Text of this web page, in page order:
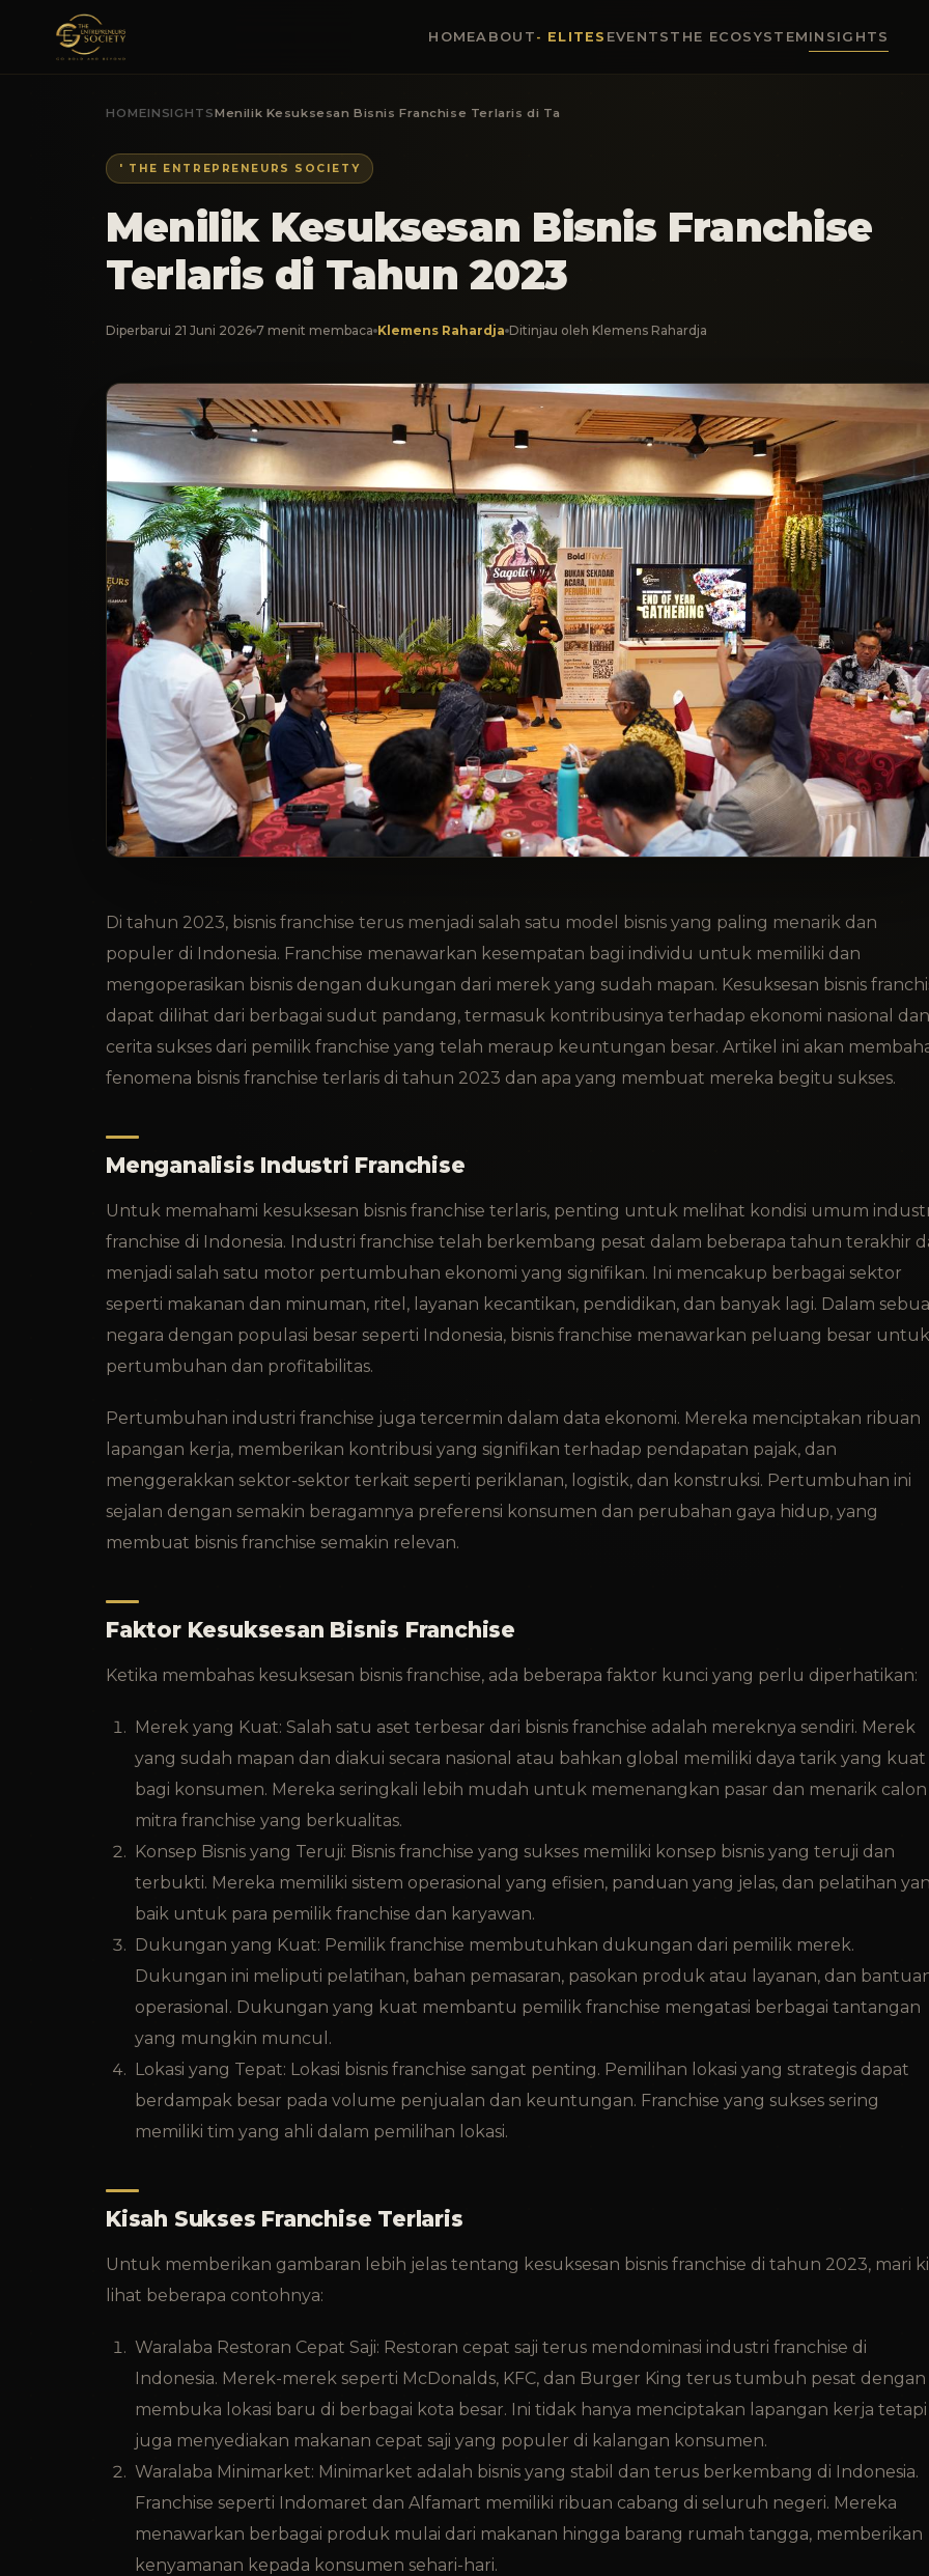
HOMEABOUT ELITES EVENTS THE ECOSYSTEM INSIGHTS
HOMEINSIGHTSMenilik Kesuksesan Bisnis Franchise Terlaris di Ta
' THE ENTREPRENEURS SOCIETY
Menilik Kesuksesan Bisnis Franchise
Terlaris di Tahun 2023
Diperbarui 21 Juni 2026 7 menit membaca Klemens Rahardja Ditinjau oleh Klemens Rahardja
Di tahun 2023, bisnis franchise terus menjadi salah satu model bisnis yang paling menarik dan
populer di Indonesia. Franchise menawarkan kesempatan bagi individu untuk memiliki dan
mengoperasikan bisnis dengan dukungan dari merek yang sudah mapan. Kesuksesan bisnis
dapat dilihat dari berbagai sudut pandang, termasuk kontribusinya terhadap ekonomi nasional dan
cerita sukses dari pemilik franchise yang telah meraup keuntungan besar. Artikel ini akan
fenomena bisnis franchise terlaris di tahun 2023 dan apa yang membuat mereka begitu sukses.
Menganalisis Industri Franchise
Untuk memahami kesuksesan bisnis franchise terlaris, penting untuk melihat kondisi umum
franchise di Indonesia. Industri franchise telah berkembang pesat dalam beberapa tahun terakhir
menjadi salah satu motor pertumbuhan ekonomi yang signifikan. Ini mencakup berbagai sektor
seperti makanan dan minuman, ritel, layanan kecantikan, pendidikan, dan banyak lagi. Dalam
negara dengan populasi besar seperti Indonesia, bisnis franchise menawarkan peluang besar untuk
pertumbuhan dan profitabilitas.
Pertumbuhan industri franchise juga tercermin dalam data ekonomi. Mereka menciptakan ribuan
lapangan kerja, memberikan kontribusi yang signifikan terhadap pendapatan pajak, dan
menggerakkan sektor-sektor terkait seperti periklanan, logistik, dan konstruksi. Pertumbuhan ini
sejalan dengan semakin beragamnya preferensi konsumen dan perubahan gaya hidup, yang
membuat bisnis franchise semakin relevan.
Faktor Kesuksesan Bisnis Franchise
Ketika membahas kesuksesan bisnis franchise, ada beberapa faktor kunci yang perlu diperhatikan:
Merek yang Kuat: Salah satu aset terbesar dari bisnis franchise adalah mereknya sendiri. Merek
yang sudah mapan dan diakui secara nasional atau bahkan global memiliki daya tarik yang kuat
bagi konsumen. Mereka seringkali lebih mudah untuk memenangkan pasar dan menarik calon
mitra franchise yang berkualitas.
Konsep Bisnis yang Teruji: Bisnis franchise yang sukses memiliki konsep bisnis yang teruji dan
terbukti. Mereka memiliki sistem operasional yang efisien, panduan yang jelas, dan pelatihan
baik untuk para pemilik franchise dan karyawan.
Dukungan yang Kuat: Pemilik franchise membutuhkan dukungan dari pemilik merek.
Dukungan ini meliputi pelatihan, bahan pemasaran, pasokan produk atau layanan, dan
operasional. Dukungan yang kuat membantu pemilik franchise mengatasi berbagai tantangan
yang mungkin muncul.
Lokasi yang Tepat: Lokasi bisnis franchise sangat penting. Pemilihan lokasi yang strategis dapat
berdampak besar pada volume penjualan dan keuntungan. Franchise yang sukses sering
memiliki tim yang ahli dalam pemilihan lokasi.
Kisah Sukses Franchise Terlaris
Untuk memberikan gambaran lebih jelas tentang kesuksesan bisnis franchise di tahun 2023, mari
lihat beberapa contohnya:
Waralaba Restoran Cepat Saji: Restoran cepat saji terus mendominasi industri franchise di
Indonesia. Merek-merek seperti McDonalds, KFC, dan Burger King terus tumbuh pesat dengan
membuka lokasi baru di berbagai kota besar. Ini tidak hanya menciptakan lapangan kerja tetapi
juga menyediakan makanan cepat saji yang populer di kalangan konsumen.
Waralaba Minimarket: Minimarket adalah bisnis yang stabil dan terus berkembang di Indonesia.
Franchise seperti Indomaret dan Alfamart memiliki ribuan cabang di seluruh negeri. Mereka
menawarkan berbagai produk mulai dari makanan hingga barang rumah tangga, memberikan
kenyamanan kepada konsumen sehari-hari.